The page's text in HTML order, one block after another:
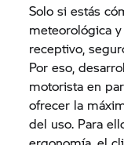
Solo si estás
meteorológica
receptivo,
Por eso,
motorista en
ofrecer la
del uso. Para